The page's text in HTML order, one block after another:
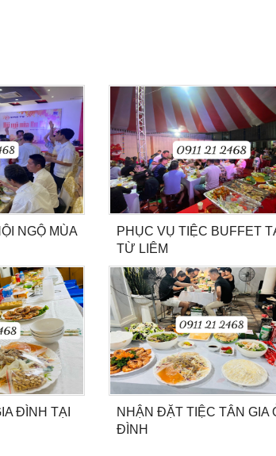
NGỘ MÙA
PHỤC VỤ TIỆC BUFFET
TỪ LIÊM
ĐÌNH TẠI
NHẬN ĐẶT TIỆC TÂN GIA
ĐÌNH